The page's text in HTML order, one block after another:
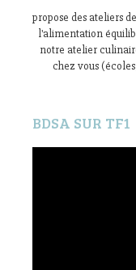
propose des ateliers
l'alimentation
notre atelier
chez vous
BDSA SUR TF1